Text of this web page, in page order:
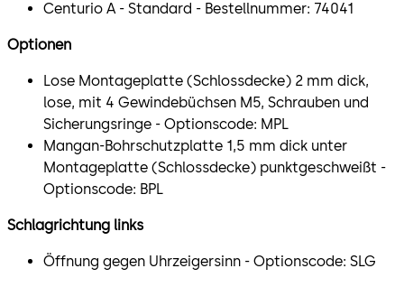
Centurio A - Standard - Bestellnummer: 74041
Optionen
Lose Montageplatte (Schlossdecke) 2 mm dick,
lose, mit 4 Gewindebüchsen M5, Schrauben und
Sicherungsringe - Optionscode: MPL
Mangan-Bohrschutzplatte 1,5 mm dick unter
Montageplatte (Schlossdecke) punktgeschweißt -
Optionscode: BPL
Schlagrichtung links
Öffnung gegen Uhrzeigersinn - Optionscode: SLG